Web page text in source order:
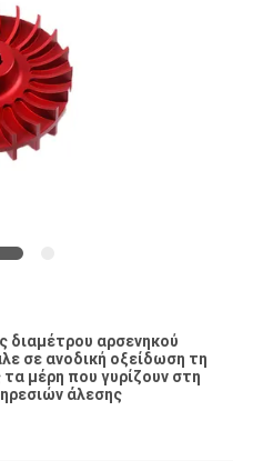
διαμέτρου αρσενηκού
σε ανοδική οξείδωση τη
μέρη που γυρίζουν στη
άλεσης